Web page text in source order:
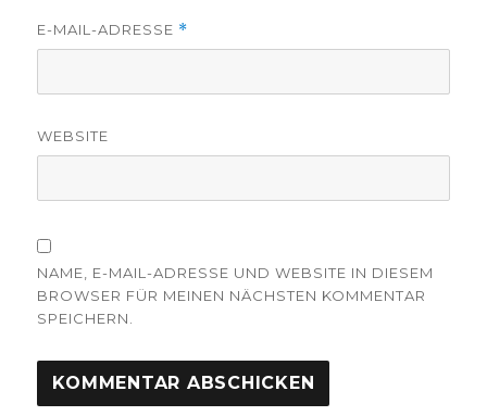
E-MAIL-ADRESSE *
WEBSITE
NAME, E-MAIL-ADRESSE UND WEBSITE IN DIESEM
BROWSER FÜR MEINEN NÄCHSTEN KOMMENTAR
SPEICHERN.